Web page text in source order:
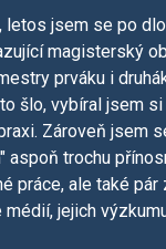
jsem se po
magisterský
prváku i
šlo, vybíral jsem
Zároveň jsem
trochu
práce, ale také pár
jejich